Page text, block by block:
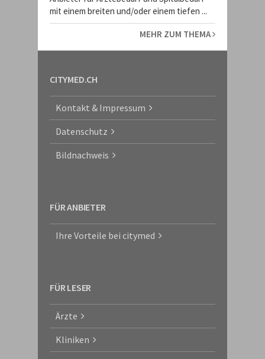
mit einem breiten und/oder einem tiefen ...
MEHR ZUM THEMA
CITYMED.CH
Kontakt & Impressum
Datenschutz
Bildnachweis
FÜR ANBIETER
Ihre Vorteile bei citymed
FÜR LESER
Ärzte
Kliniken